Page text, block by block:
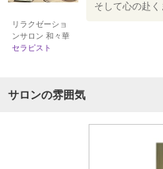
リラクゼーショ
ンサロン 和々華
セラピスト
そして心の赴
サロンの雰囲気